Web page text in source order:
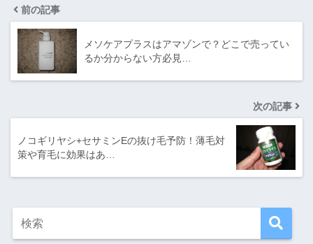
前の記事
メソケアプラスはアマゾンで？どこで売ってい
るか分からない方必見…
次の記事
ノコギリヤシ+セサミンEの抜け毛予防！薄毛対
策や育毛に効果はあ…